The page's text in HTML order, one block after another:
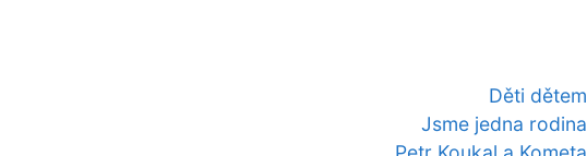
Děti dětem
Jsme jedna rodina